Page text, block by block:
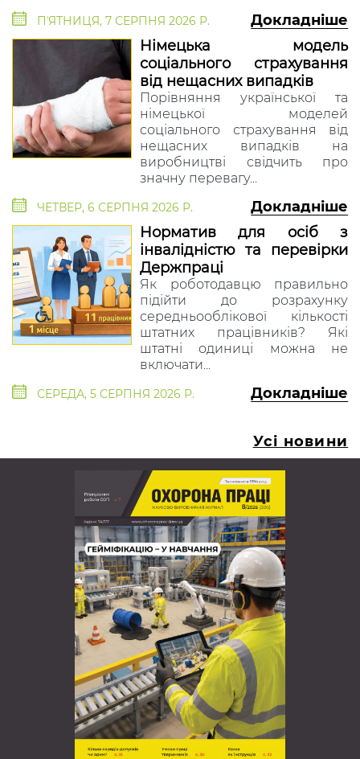
ПʼЯТНИЦЯ, 7 СЕРПНЯ 2026 Р.
Докладніше
Німецька модель
соціального страхування
від нещасних випадків
Порівняння української та
німецької моделей
соціального страхування від
нещасних випадків на
виробництві свідчить про
значну перевагу...
ЧЕТВЕР, 6 СЕРПНЯ 2026 Р.
Докладніше
Норматив для осіб з
інвалідністю та перевірки
Держпраці
Як роботодавцю правильно
підійти до розрахунку
середньооблікової кількості
штатних працівників? Які
штатні одиниці можна не
включати...
СЕРЕДА, 5 СЕРПНЯ 2026 Р. Докладніше
Усі новини